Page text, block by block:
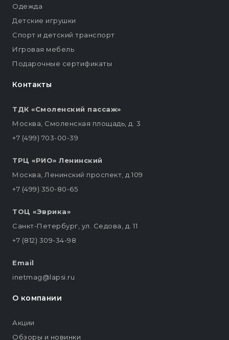
Контакты
ТДК «Смоленский пассаж»
Москва, Смоленская площадь, д. 3
+7 (499) 703-00-39
ТРЦ «РИО» Ленинский
Москва, Ленинский проспект, д.109
+7 (499) 350-80-65
ТОЦ «Эврика»
Санкт-Петербург, ул. Седова, д. 11
+7 (812) 309-34-98
Email
inetmag@lapsi.ru
Одежда
Детские игрушки
Спорт и детский транспорт
Игровая мебель
Подарочные сертификаты
О компании
Акции
Обзоры и новинки